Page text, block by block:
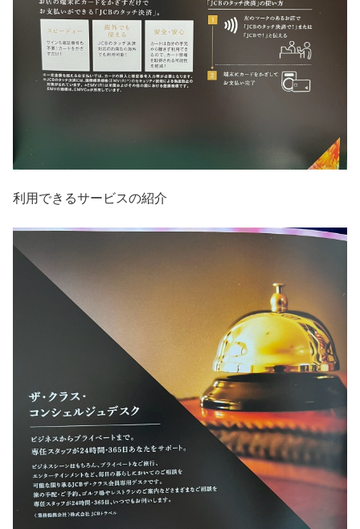
利用できるサービスの紹介